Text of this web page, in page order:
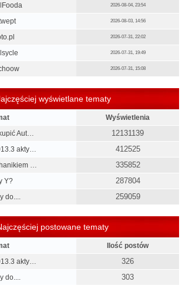
2026-08-04, 23:54
2026-08-03, 14:56
2026-07-31, 22:02
2026-07-31, 19:49
2026-07-31, 15:08
wyświetlane tematy
Wyświetlenia
Aut…
12131139
akty… 412525
… 335852
Y? 287804
do.... 259059
postowane tematy
Ilość postów
akty…
326
do.... 303